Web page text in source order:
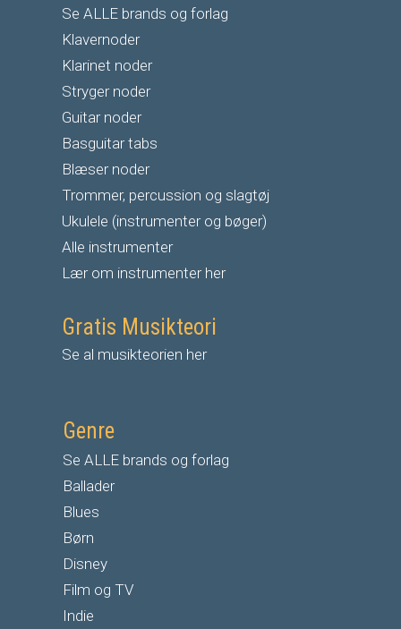
Se ALLE brands og forlag
Klavernoder
Klarinet noder
Stryger noder
Guitar noder
Basguitar tabs
Blæser noder
Trommer, percussion og slagtøj
Ukulele (instrumenter og bøger)
Alle instrumenter
Lær om instrumenter her
Gratis Musikteori
Se al musikteorien her
Genre
Se ALLE brands og forlag
Ballader
Blues
Børn
Disney
Film og TV
Indie